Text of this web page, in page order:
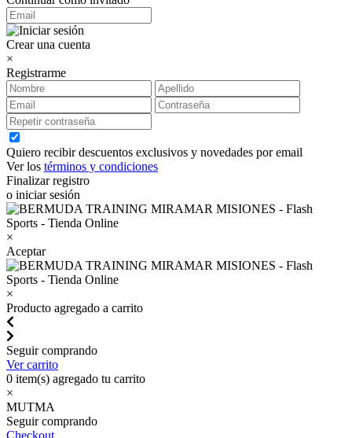
Crear una cuenta
×
Registrarme
Quiero recibir descuentos exclusivos y novedades por email
Ver los términos y condiciones
Finalizar registro
o iniciar sesión
×
Aceptar
×
Producto agregado a carrito
Seguir comprando
Ver carrito
0 item(s) agregado tu carrito
×
MUTMA
Seguir comprando
Checkout